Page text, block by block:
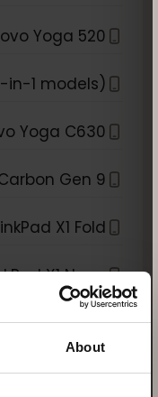
About
Yoga 520
in-1 models)
Yoga C630
Carbon Gen 9
X1 Fold
X1 Nano
Detachable